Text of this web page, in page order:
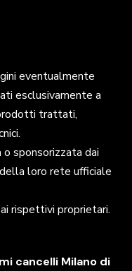
eventualmente
esclusivamente a
trattati,
o sponsorizzata dai
loro rete ufficiale
rispettivi proprietari.
cancelli Milano di